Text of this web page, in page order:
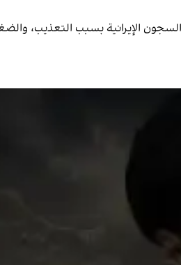
الإيرانية بسبب التعذيب،